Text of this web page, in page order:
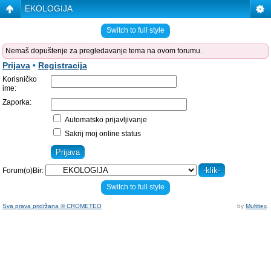
EKOLOGIJA
Switch to full style
Nemaš dopuštenje za pregledavanje tema na ovom forumu.
Prijava • Registracija
Korisničko
ime:
Zaporka:
Automatsko prijavljivanje
Sakrij moj online status
Forum(o)Bir:
Switch to full style
Sva prava pridržana © CROMETEO by Multitex